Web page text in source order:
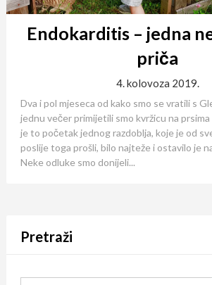
Endokarditis – jedna
priča
4. kolovoza 2019.
Dva i pol mjeseca od kako smo se vratili s
jednu večer primijetili smo kvržicu na prsima
je to početak jednog razdoblja, koje je od
poslije toga prošli, bilo najteže i ostavilo je
Neke odluke smo donijeli...
Pretraži